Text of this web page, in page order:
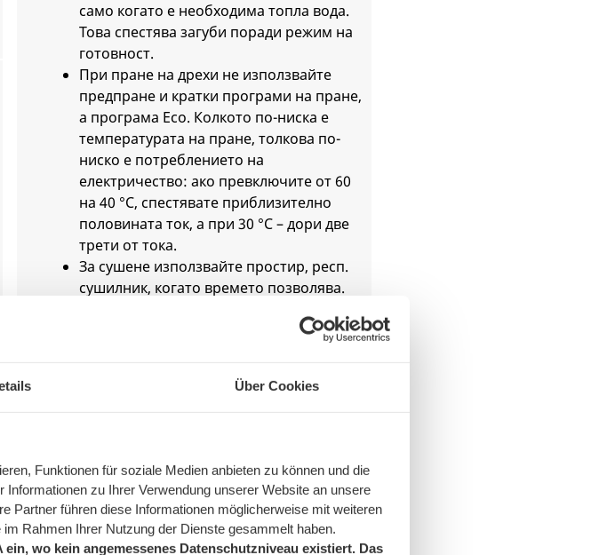
Über Cookies
Funktionen für soziale Medien anbieten zu können und die
zu Ihrer Verwendung unserer Website an unsere
Partner führen diese Informationen möglicherweise mit weiteren
Rahmen Ihrer Nutzung der Dienste gesammelt haben.
wo kein angemessenes Datenschutzniveau existiert. Das
само когато е необходима топла вода.
Това спестява загуби поради режим на
готовност.
При пране на дрехи не използвайте
предпране и кратки програми на пране,
а програма Eco. Колкото по-ниска е
температурата на пране, толкова по-
ниско е потреблението на
електричество: ако превключите от 60
на 40 °C, спестявате приблизително
половината ток, а при 30 °C – дори две
трети от тока.
За сушене използвайте простир, респ.
сушилник, когато времето позволява.
сушилня работи по-икономично.
готовност
Загуби при празен ход са налице при